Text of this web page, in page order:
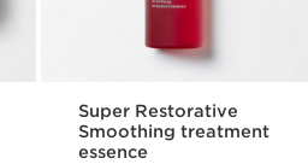
Super Restorative
Smoothing treatment
essence